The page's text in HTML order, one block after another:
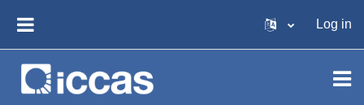
Log in